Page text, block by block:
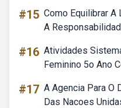
#15 Como Equilibrar A
A
#16 Atividades
Feminino 5o Ano
#17 A Agencia Para O
Das Nacoes